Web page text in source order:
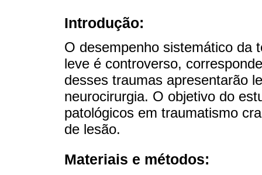
Introdução:
O desempenho sistemático da
leve é ​​controverso,
desses traumas apresentarão
neurocirurgia. O objetivo do
patológicos em traumatismo
de lesão.
Materiais e métodos: